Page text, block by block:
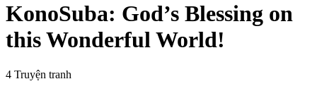
KonoSuba: God’s Blessing on
this Wonderful World!
4 Truyện tranh